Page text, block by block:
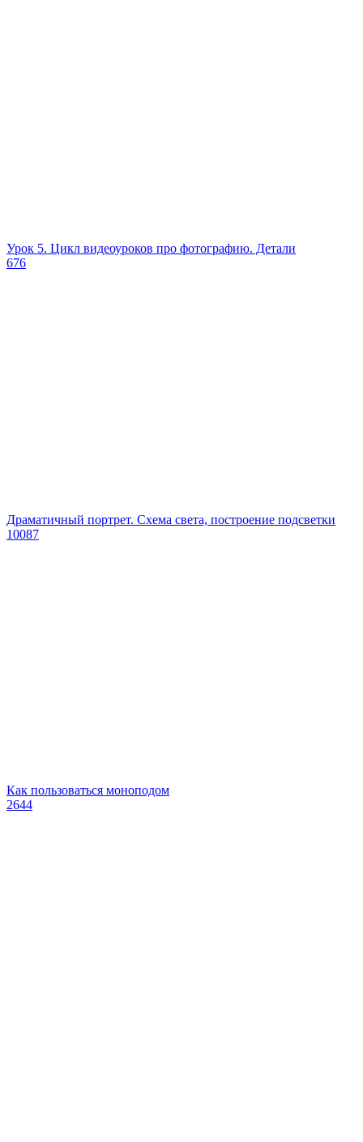
Урок 5. Цикл видеоуроков про фотографию. Детали
676
Драматичный портрет. Схема света, построение подсветки
10087
Как пользоваться моноподом
2644